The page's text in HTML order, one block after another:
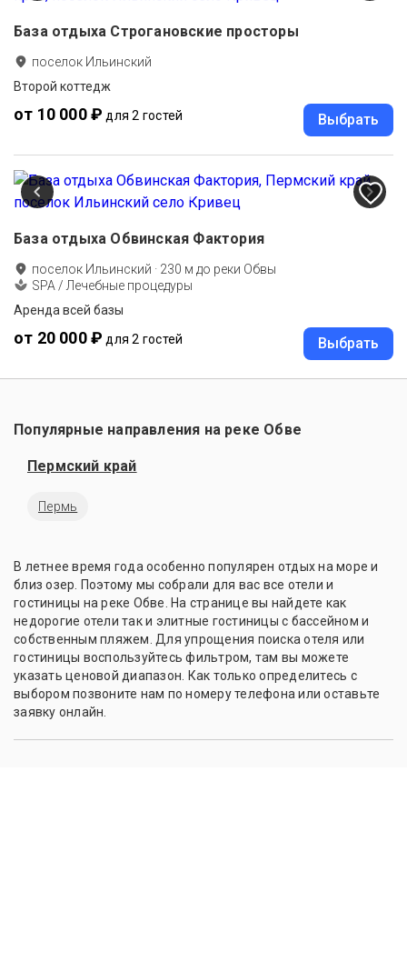
База отдыха Строгановские просторы
поселок Ильинский
Второй коттедж
от 10 000 ₽ для 2 гостей Выбрать
База отдыха Обвинская Фактория
поселок Ильинский · 230 м до реки Обвы
SPA / Лечебные процедуры
Аренда всей базы
от 20 000 ₽ для 2 гостей Выбрать
Популярные направления на реке Обве
Пермский край
Пермь
В летнее время года особенно популярен отдых на море и
близ озер. Поэтому мы собрали для вас все отели и
гостиницы на реке Обве. На странице вы найдете как
недорогие отели так и элитные гостиницы с бассейном и
собственным пляжем. Для упрощения поиска отеля или
гостиницы воспользуйтесь фильтром, там вы можете
указать ценовой диапазон. Как только определитесь с
выбором позвоните нам по номеру телефона или оставьте
заявку онлайн.